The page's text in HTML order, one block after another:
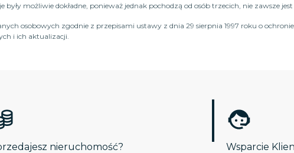
możliwie dokładne, ponieważ jednak pochodzą od osób trzecich, nie zawsze
osobowych zgodnie z przepisami ustawy z dnia 29 sierpnia 1997 roku o
i ich aktualizacji.
nieruchomość? Wsparcie